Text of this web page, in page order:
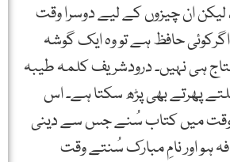
ان چیزوں کے لیے دوسرا وقت
حافظ ہے تو وہ ایک گوشہ
ہی نہیں۔ درودشریف کلمہ طیبہ
پھرتے بھی پڑھ سکتا ہے۔ اس
وقت میں کتاب سُنے جس سے دینی
ہو اور نامِ مبارک سُنتے وقت